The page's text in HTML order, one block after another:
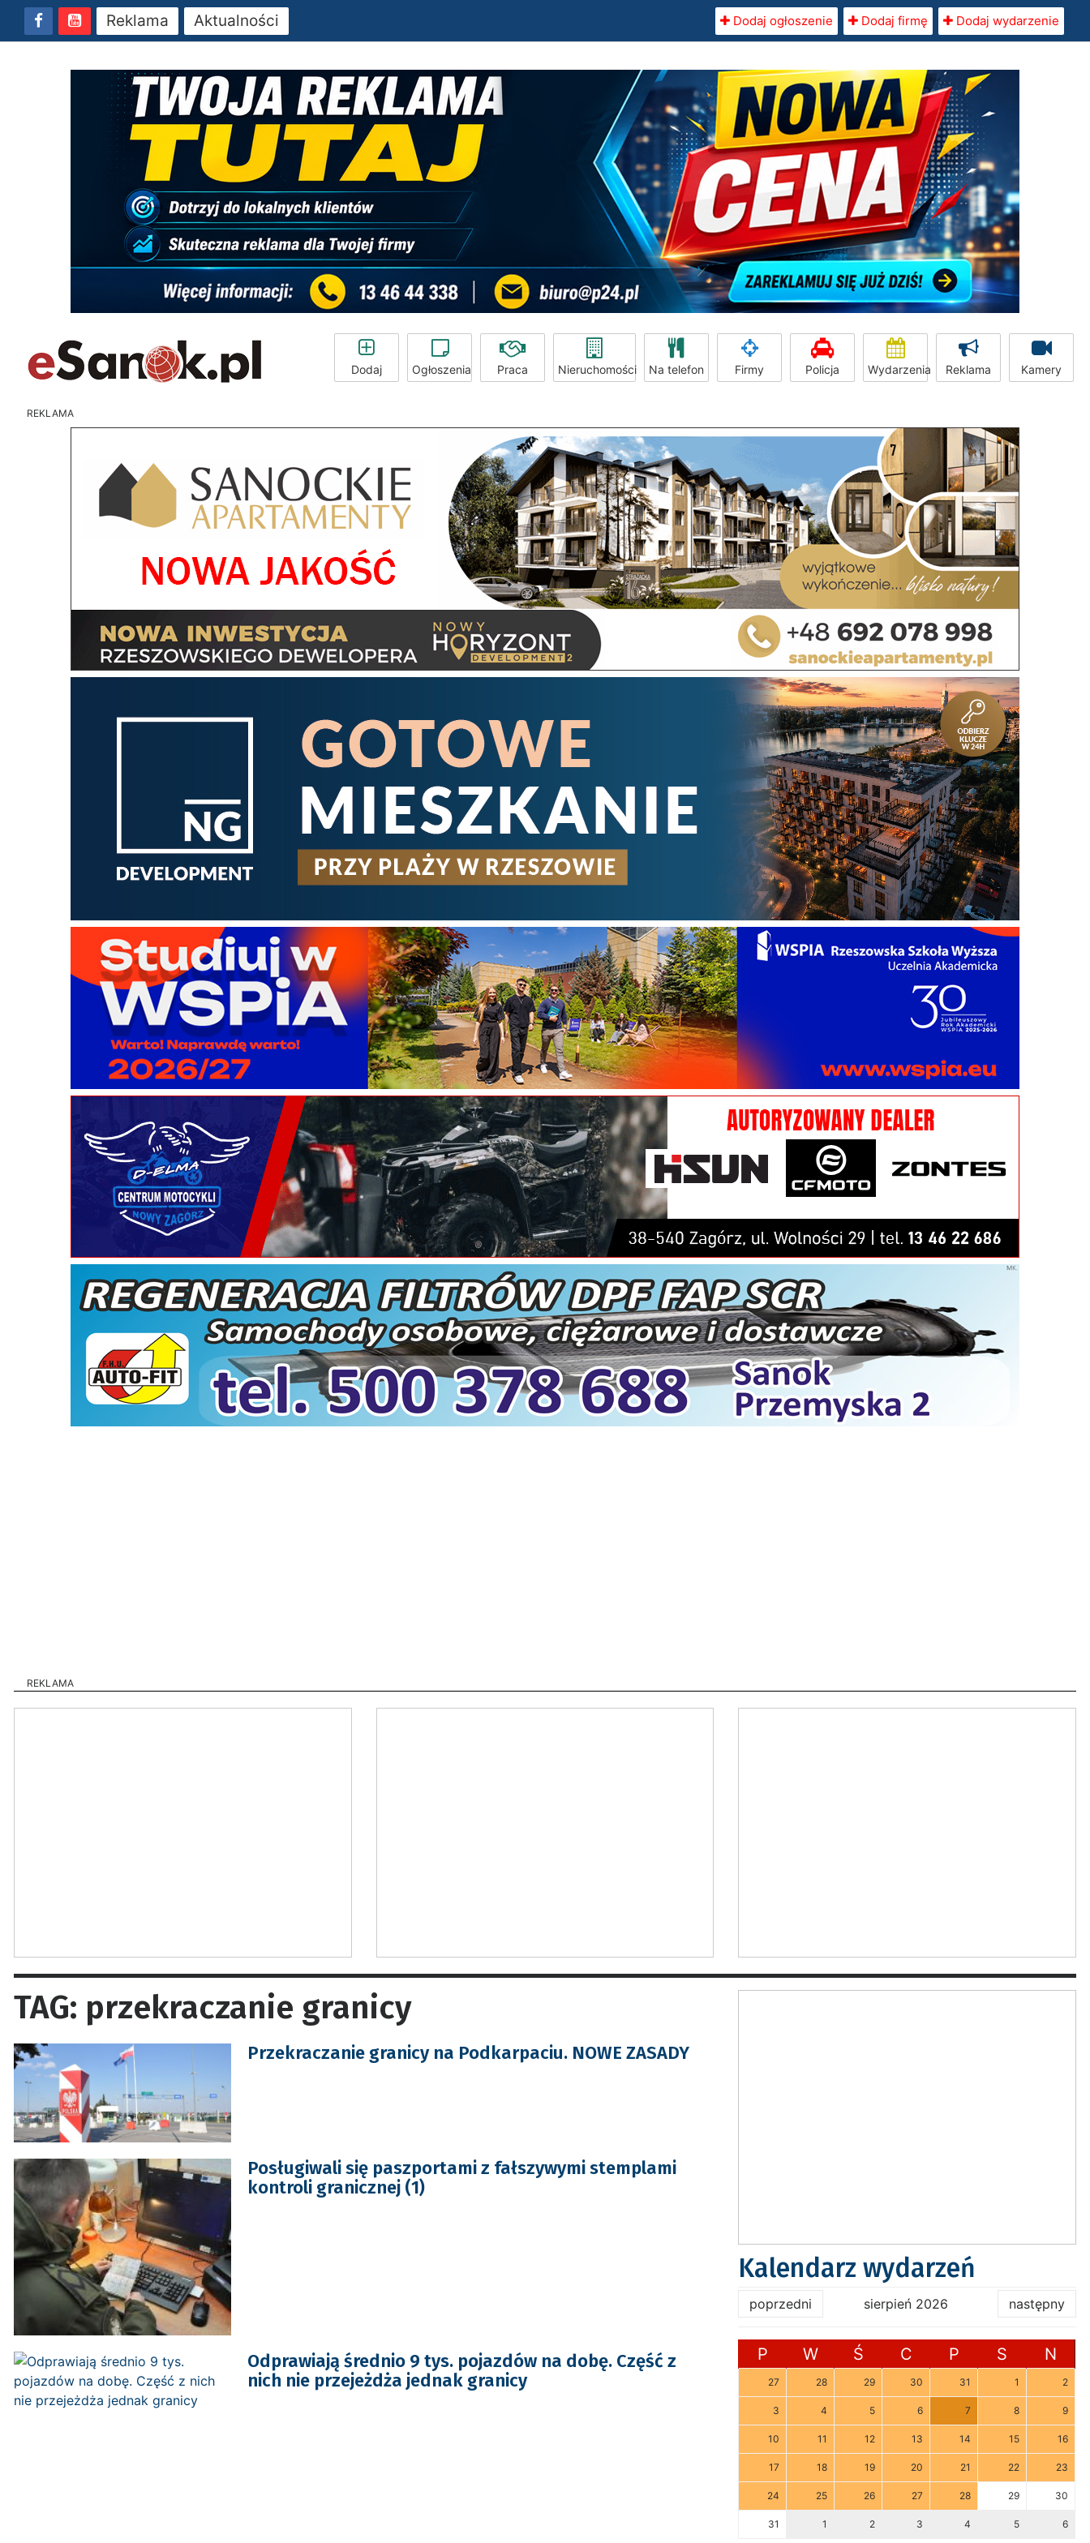
Reklama Aktualności Dodaj ogłoszenie Dodaj firmę Dodaj wydarzenie
Dodaj Ogłoszenia Praca Nieruchomości Na telefon Firmy Policja Wydarzenia Reklama Kamery
REKLAMA
REKLAMA
TAG: przekraczanie granicy
Przekraczanie granicy na Podkarpaciu. NOWE ZASADY
Posługiwali się paszportami z fałszywymi stemplami
kontroli granicznej (1)
Odprawiają średnio 9 tys. pojazdów na dobę. Część z
nich nie przejeżdża jednak granicy
Kalendarz wydarzeń
poprzedni sierpień 2026 następny
P W Ś C P S N
27 28 29 30 31 1 2
3 4 5 6 7 8 9
10 11 12 13 14 15 16
17 18 19 20 21 22 23
24 25 26 27 28 29 30
31 1 2 3 4 5 6